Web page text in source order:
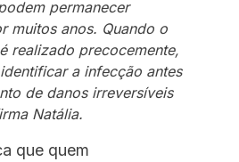
permanecer
muitos anos. Quando o
realizado precocemente,
a infecção antes
de danos irreversíveis
Natália.
que quem